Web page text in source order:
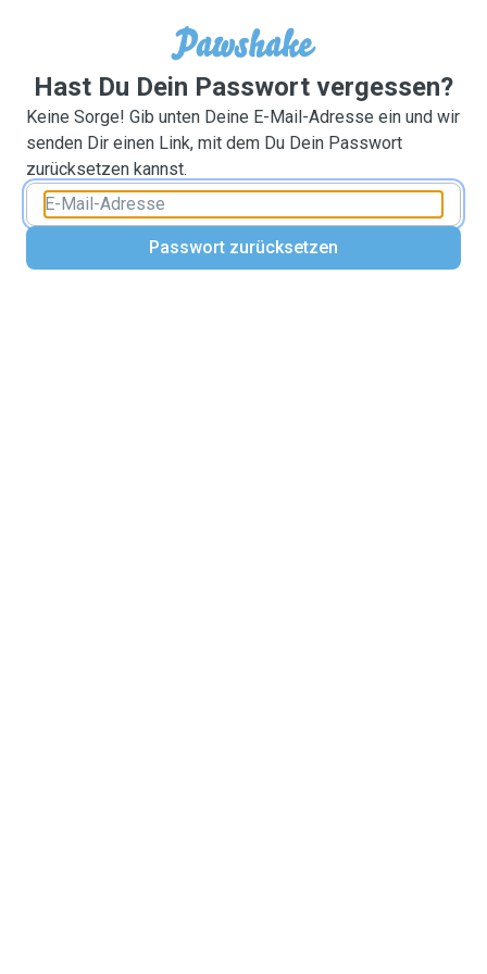
Hast Du Dein Passwort vergessen?
Keine Sorge! Gib unten Deine E-Mail-Adresse ein und wir
senden Dir einen Link, mit dem Du Dein Passwort
zurücksetzen kannst.
Passwort zurücksetzen